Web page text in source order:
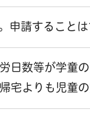
申請することは
日数等が学童
宅よりも児童